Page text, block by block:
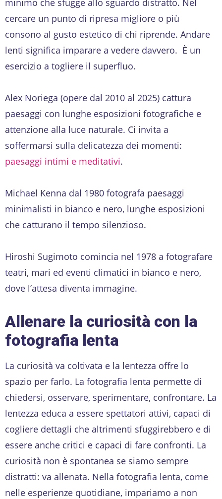
cercare un punto di ripresa migliore o più
consono al gusto estetico di chi riprende. Andare
lenti significa imparare a vedere davvero. È un
esercizio a togliere il superfluo.
Alex Noriega (opere dal 2010 al 2025) cattura
paesaggi con lunghe esposizioni fotografiche e
attenzione alla luce naturale. Ci invita a
soffermarsi sulla delicatezza dei momenti:
paesaggi intimi e meditativi.
Michael Kenna dal 1980 fotografa paesaggi
minimalisti in bianco e nero, lunghe esposizioni
che catturano il tempo silenzioso.
Hiroshi Sugimoto comincia nel 1978 a fotografare
teatri, mari ed eventi climatici in bianco e nero,
dove l’attesa diventa immagine.
Allenare la curiosità con la
fotografia lenta
La curiosità va coltivata e la lentezza offre lo
spazio per farlo. La fotografia lenta permette di
chiedersi, osservare, sperimentare, confrontare. La
lentezza educa a essere spettatori attivi, capaci di
cogliere dettagli che altrimenti sfuggirebbero e di
essere anche critici e capaci di fare confronti. La
curiosità non è spontanea se siamo sempre
distratti: va allenata. Nella fotografia lenta, come
nelle esperienze quotidiane, impariamo a non